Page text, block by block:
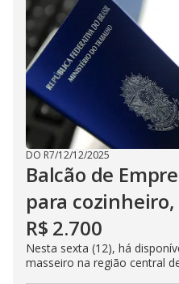
DO R7/12/12/2025
Balcão de
para
R$ 2.700
Nesta sexta (12), há
masseiro na região central